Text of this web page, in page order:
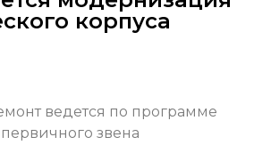
корпуса
ведется по программе
звена